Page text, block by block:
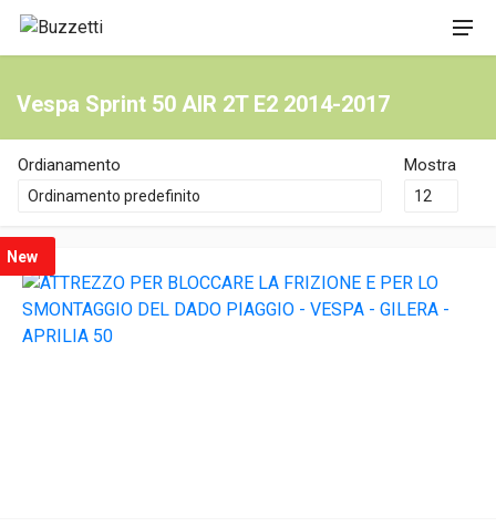
Vespa Sprint 50 AIR 2T E2 2014-2017
Ordianamento Mostra
New